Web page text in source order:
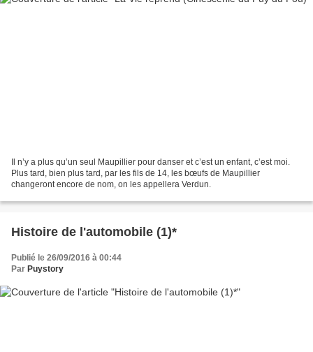
Il n’y a plus qu’un seul Maupillier pour danser et c’est un enfant, c’est moi.
Plus tard, bien plus tard, par les fils de 14, les bœufs de Maupillier
changeront encore de nom, on les appellera Verdun.
Histoire de l'automobile (1)*
Publié le 26/09/2016 à 00:44
Par Puystory